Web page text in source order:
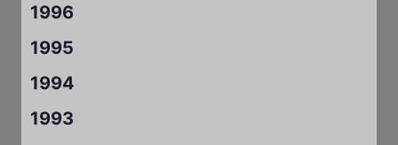
1996
1995
1994
1993